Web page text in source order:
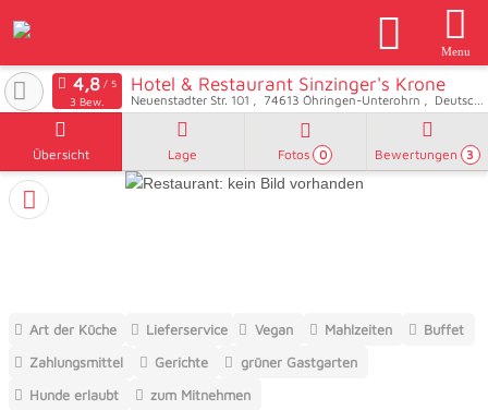
Menu
Hotel & Restaurant Sinzinger's Krone
Neuenstadter Str. 101 74613 Öhringen-Unterohrn Deutschland
3 Bew.
Übersicht Lage Fotos 0 Bewertungen 3
Art der Küche Lieferservice Vegan Mahlzeiten
Buffet
Zahlungsmittel
Gerichte
grüner Gastgarten
Hunde erlaubt
zum Mitnehmen